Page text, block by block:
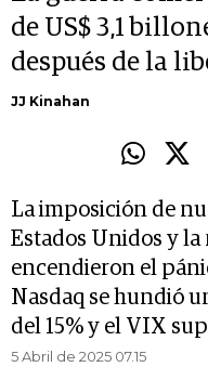
de US$ 3,1
después de la
JJ Kinahan
La imposición de
Estados Unidos y
encendieron el
Nasdaq se hundió
del 15% y el VIX
5 Abril de 2025 07.15